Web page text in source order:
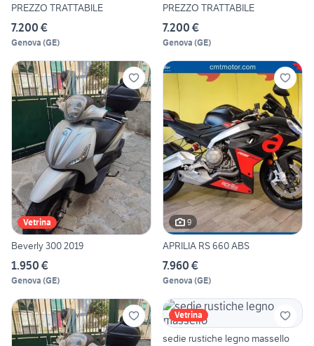
PREZZO TRATTABILE
7.200 €
Genova (GE)
PREZZO TRATTABILE
7.200 €
Genova (GE)
Vetrina
Beverly 300 2019
1.950 €
Genova (GE)
9
APRILIA RS 660 ABS
7.960 €
Genova (GE)
Vetrina
sedie rustiche legno massello